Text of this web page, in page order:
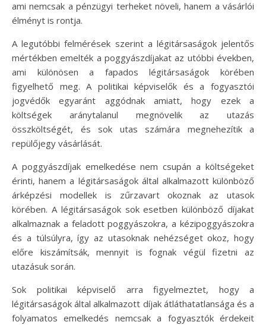
ami nemcsak a pénzügyi terheket növeli, hanem a vásárlói
élményt is rontja.
A legutóbbi felmérések szerint a légitársaságok jelentős
mértékben emelték a poggyászdíjakat az utóbbi években,
ami különösen a fapados légitársaságok körében
figyelhető meg. A politikai képviselők és a fogyasztói
jogvédők egyaránt aggódnak amiatt, hogy ezek a
költségek aránytalanul megnövelik az utazás
összköltségét, és sok utas számára megnehezítik a
repülőjegy vásárlását.
A poggyászdíjak emelkedése nem csupán a költségeket
érinti, hanem a légitársaságok által alkalmazott különböző
árképzési modellek is zűrzavart okoznak az utasok
körében. A légitársaságok sok esetben különböző díjakat
alkalmaznak a feladott poggyászokra, a kézipoggyászokra
és a túlsúlyra, így az utasoknak nehézséget okoz, hogy
előre kiszámítsák, mennyit is fognak végül fizetni az
utazásuk során.
Sok politikai képviselő arra figyelmeztet, hogy a
légitársaságok által alkalmazott díjak átláthatatlansága és a
folyamatos emelkedés nemcsak a fogyasztók érdekeit